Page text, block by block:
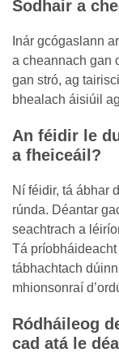
Sodhair a
Inár gcógaslann
a cheannach gan
gan stró, ag
bhealach áisiúil
An féidir le
a fheiceáil?
Ní féidir, tá ábhar
rúnda. Déantar
seachtrach a
Tá
tábhachtach
mhionsonraí
Ródháileog
cad atá le